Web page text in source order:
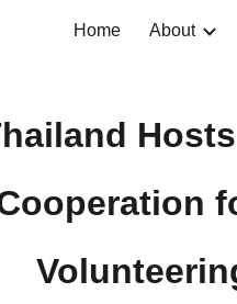
Skip to main content
Home About